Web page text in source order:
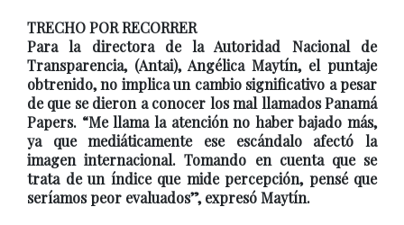
TRECHO POR RECORRER
Para la directora de la Autoridad Nacional de
Transparencia, (Antai), Angélica Maytín, el puntaje
obtrenido, no implica un cambio significativo a pesar
de que se dieron a conocer los mal llamados Panamá
Papers. “Me llama la atención no haber bajado más,
ya que mediáticamente ese escándalo afectó la
imagen internacional. Tomando en cuenta que se
trata de un índice que mide percepción, pensé que
seríamos peor evaluados”, expresó Maytín.